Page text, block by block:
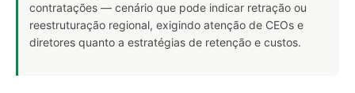
contratações — cenário que pode indicar retração ou
reestruturação regional, exigindo atenção de CEOs e
diretores quanto a estratégias de retenção e custos.